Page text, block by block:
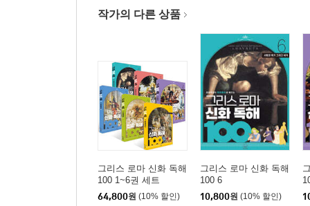
작가의 다른 상품
그리스 로마 신화 독해
100 1~6권 세트
64,800원 (10% 할인)
그리스 로마 신화 독해
100 6
10,800원 (10% 할인)